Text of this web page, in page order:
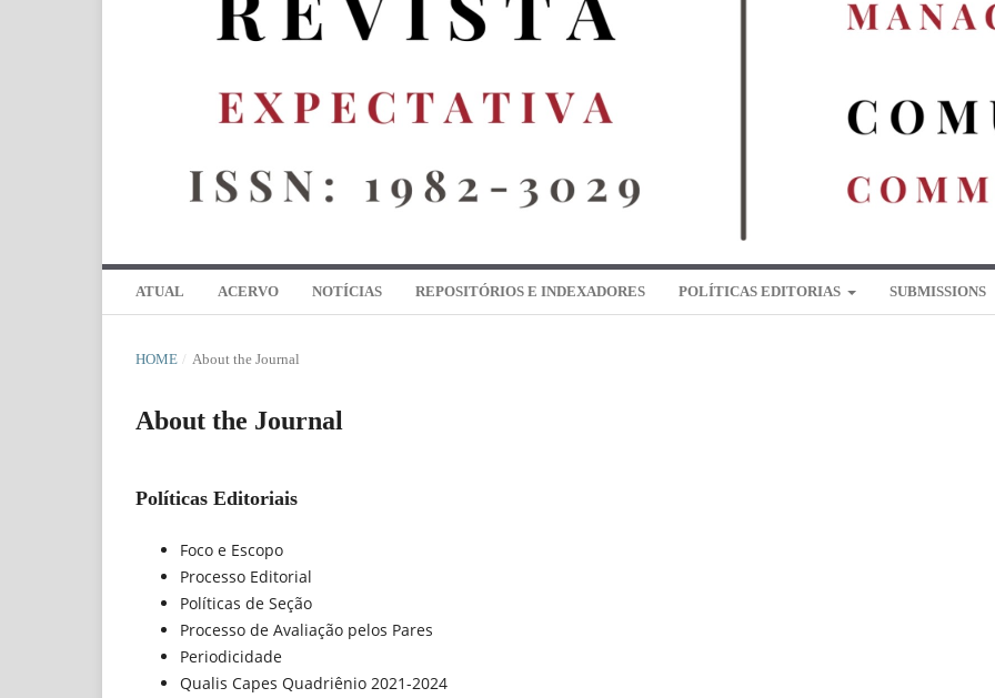
ATUAL ACERVO NOTÍCIAS REPOSITÓRIOS E INDEXADORES POLÍTICAS EDITORIAS SUBMISSIONS
HOME / About the Journal
About the Journal
Políticas Editoriais
Foco e Escopo
Processo Editorial
Políticas de Seção
Processo de Avaliação pelos Pares
Periodicidade
Qualis Capes Quadriênio 2021-2024